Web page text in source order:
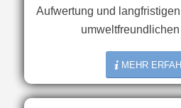
Aufwertung und
MEHR